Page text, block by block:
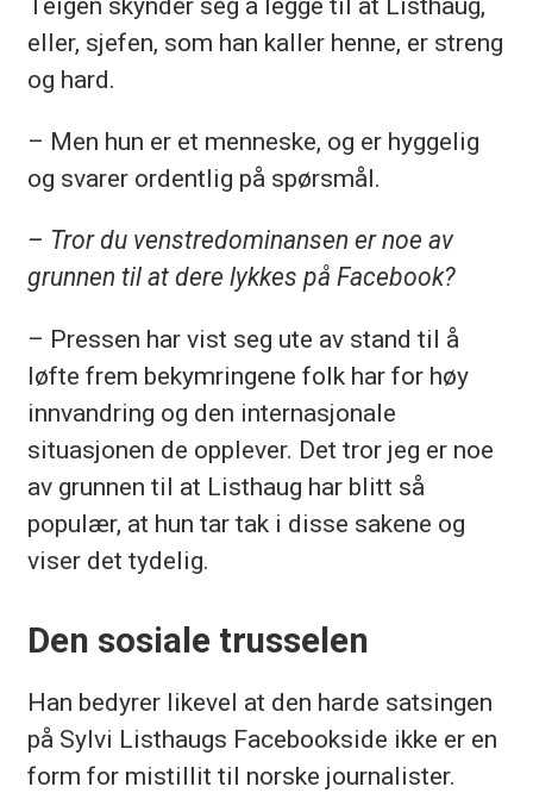
eller, sjefen, som han kaller henne, er streng
og hard.
– Men hun er et menneske, og er hyggelig
og svarer ordentlig på spørsmål.
– Tror du venstredominansen er noe av
grunnen til at dere lykkes på Facebook?
– Pressen har vist seg ute av stand til å
løfte frem bekymringene folk har for høy
innvandring og den internasjonale
situasjonen de opplever. Det tror jeg er noe
av grunnen til at Listhaug har blitt så
populær, at hun tar tak i disse sakene og
viser det tydelig.
Den sosiale trusselen
Han bedyrer likevel at den harde satsingen
på Sylvi Listhaugs Facebookside ikke er en
form for mistillit til norske journalister.